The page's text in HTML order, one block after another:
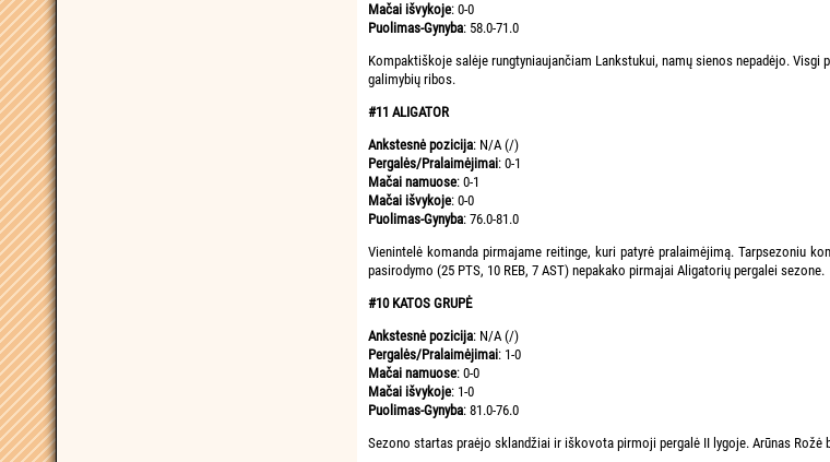
Mačai išvykoje: 0-0
Puolimas-Gynyba: 58.0-71.0
Kompaktiškoje salėje rungtyniaujančiam Lankstukui, namų sienos nepadėjo.
galimybių ribos.
#11 ALIGATOR
Ankstesnė pozicija: N/A (/)
Pergalės/Pralaimėjimai: 0-1
Mačai namuose: 0-1
Mačai išvykoje: 0-0
Puolimas-Gynyba: 76.0-81.0
Vienintelė komanda pirmajame reitinge, kuri patyrė pralaimėjimą. Tarpsezoniu
pasirodymo (25 PTS, 10 REB, 7 AST) nepakako pirmajai Aligatorių pergalei sezone.
#10 KATOS GRUPĖ
Ankstesnė pozicija: N/A (/)
Pergalės/Pralaimėjimai: 1-0
Mačai namuose: 0-0
Mačai išvykoje: 1-0
Puolimas-Gynyba: 81.0-76.0
Sezono startas praėjo sklandžiai ir iškovota pirmoji pergalė II lygoje. Arūnas